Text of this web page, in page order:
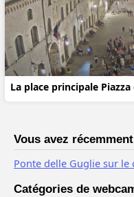
La place principale
Vous avez
Ponte delle Guglie sur le
Catégories de